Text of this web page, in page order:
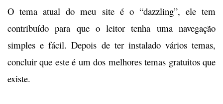
O tema atual do meu site é o “dazzling”, ele tem
contribuído para que o leitor tenha uma navegação
simples e fácil. Depois de ter instalado vários temas,
concluir que este é um dos melhores temas gratuitos que
existe.